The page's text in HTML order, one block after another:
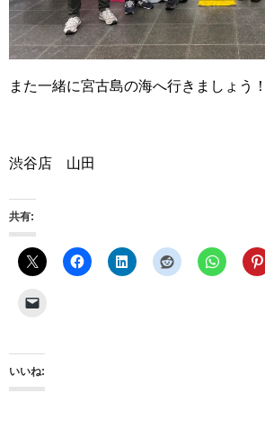
また一緒に宮古島の海へ行きましょう！
渋谷店 山田
共有:
いいね: